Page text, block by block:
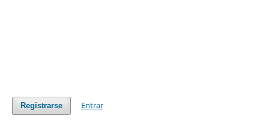
Registrarse Entrar